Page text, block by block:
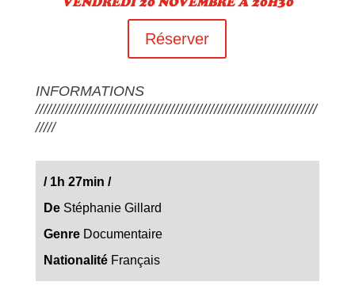
Réserver
INFORMATIONS
///////////////////////////////////////////////////////////////////////
/////
/1h 27min /
DeStéphanie Gillard
GenreDocumentaire
NationalitéFrançais